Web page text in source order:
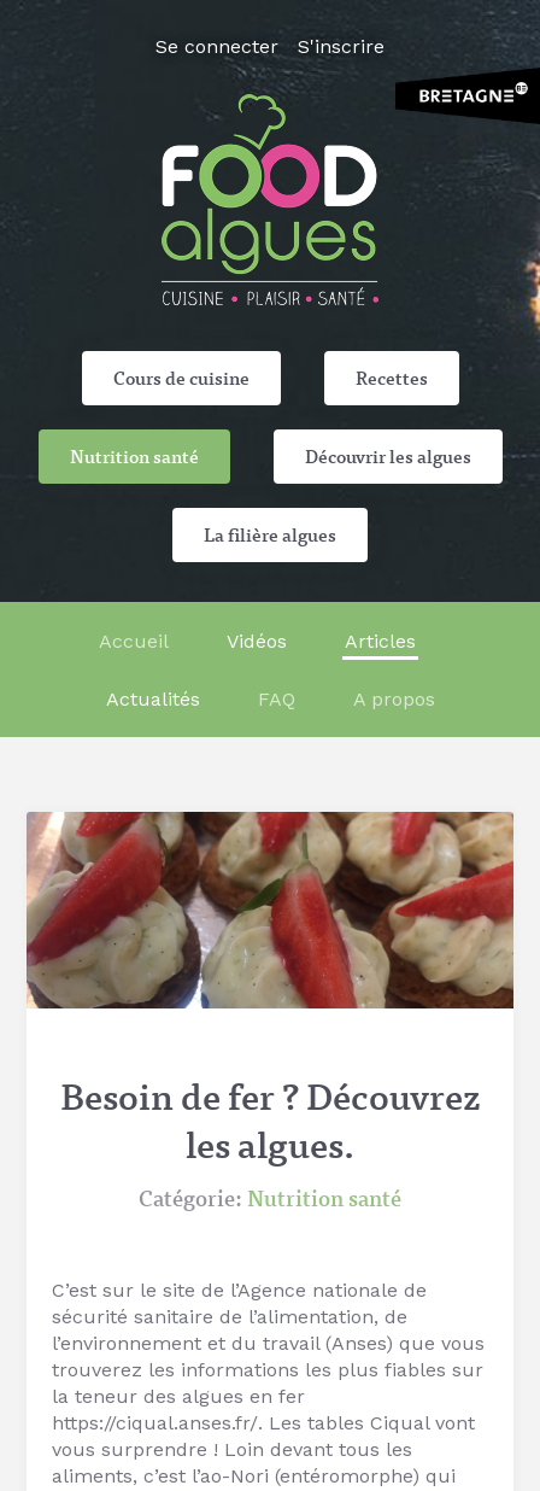
Se connecter S'inscrire
Cours de cuisine Recettes
Nutrition santé Découvrir les algues
La filière algues
Accueil Vidéos Articles
Actualités FAQ A propos
Besoin de fer ? Découvrez
les algues.
Catégorie: Nutrition santé
C’est sur le site de l’Agence nationale de
sécurité sanitaire de l’alimentation, de
l’environnement et du travail (Anses) que vous
trouverez les informations les plus fiables sur
la teneur des algues en fer
https://ciqual.anses.fr/. Les tables Ciqual vont
vous surprendre ! Loin devant tous les
aliments, c’est l’ao-Nori (entéromorphe) qui